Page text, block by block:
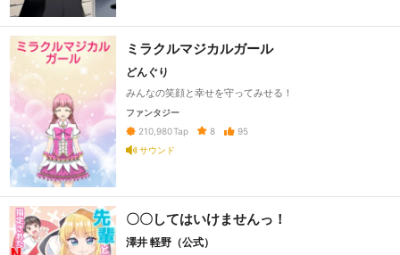
ミラクルマジカルガール
どんぐり
みんなの笑顔と幸せを守ってみせる！
ファンタジー
210,980Tap 8
95
サウンド
〇〇してはいけませんっ！
澤井 軽野（公式）